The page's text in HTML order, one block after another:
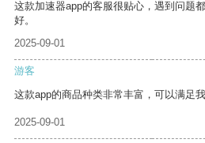
这款加速器app的客服很贴心，遇到问题
好。
2025-09-01
游客
这款app的商品种类非常丰富，可以满足
2025-09-01